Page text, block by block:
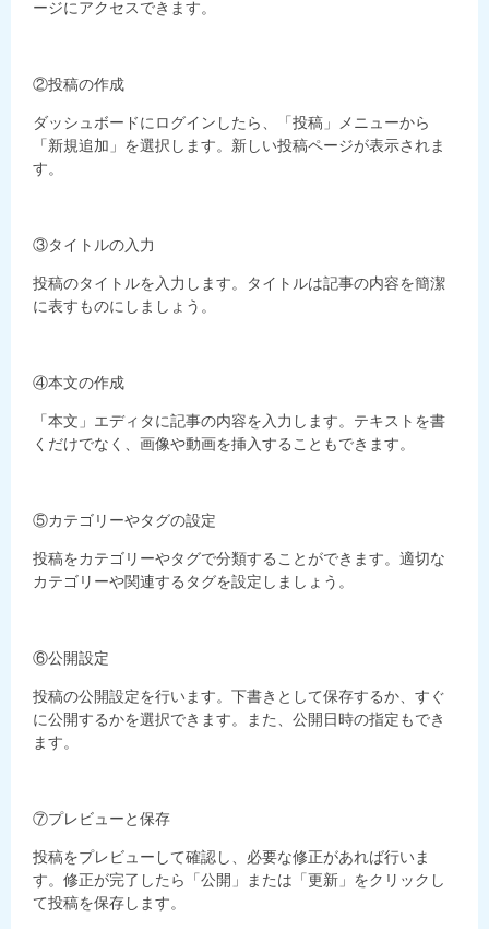
ージにアクセスできます。
②投稿の作成
ダッシュボードにログインしたら、「投稿」メニューから
「新規追加」を選択します。新しい投稿ページが表示されま
す。
③タイトルの入力
投稿のタイトルを入力します。タイトルは記事の内容を簡潔
に表すものにしましょう。
④本文の作成
「本文」エディタに記事の内容を入力します。テキストを書
くだけでなく、画像や動画を挿入することもできます。
⑤カテゴリーやタグの設定
投稿をカテゴリーやタグで分類することができます。適切な
カテゴリーや関連するタグを設定しましょう。
⑥公開設定
投稿の公開設定を行います。下書きとして保存するか、すぐ
に公開するかを選択できます。また、公開日時の指定もでき
ます。
⑦プレビューと保存
投稿をプレビューして確認し、必要な修正があれば行いま
す。修正が完了したら「公開」または「更新」をクリックし
て投稿を保存します。